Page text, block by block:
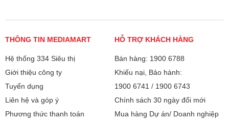
THÔNG TIN MEDIAMART
Hệ thống 334 Siêu thị
Giới thiệu công ty
Tuyển dụng
Liên hệ và góp ý
Phương thức thanh toán
HỖ TRỢ KHÁCH HÀNG
Bán hàng: 1900 6788
Khiếu nại, Bảo hành:
1900 6741 / 1900 6743
Chính sách 30 ngày đổi mới
Mua hàng Dự án/ Doanh nghiệp